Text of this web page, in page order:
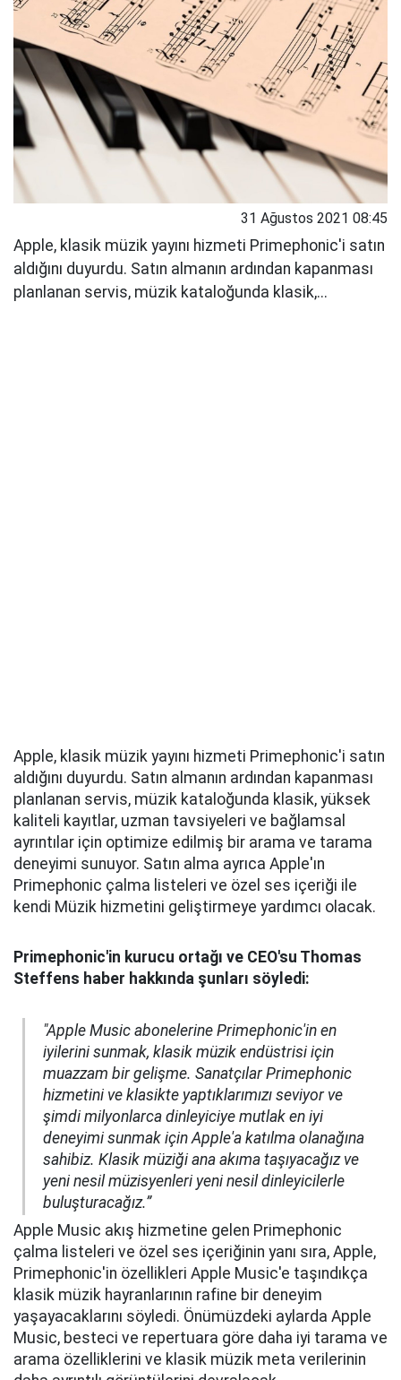
31 Ağustos 2021 08:45
Apple, klasik müzik yayını hizmeti Primephonic'i satın
aldığını duyurdu. Satın almanın ardından kapanması
planlanan servis, müzik kataloğunda klasik,...
Apple, klasik müzik yayını hizmeti Primephonic'i satın
aldığını duyurdu. Satın almanın ardından kapanması
planlanan servis, müzik kataloğunda klasik, yüksek
kaliteli kayıtlar, uzman tavsiyeleri ve bağlamsal
ayrıntılar için optimize edilmiş bir arama ve tarama
deneyimi sunuyor. Satın alma ayrıca Apple'ın
Primephonic çalma listeleri ve özel ses içeriği ile
kendi Müzik hizmetini geliştirmeye yardımcı olacak.
Primephonic'in kurucu ortağı ve CEO'su Thomas
Steffens haber hakkında şunları söyledi:
"Apple Music abonelerine Primephonic'in en
iyilerini sunmak, klasik müzik endüstrisi için
muazzam bir gelişme. Sanatçılar Primephonic
hizmetini ve klasikte yaptıklarımızı seviyor ve
şimdi milyonlarca dinleyiciye mutlak en iyi
deneyimi sunmak için Apple'a katılma olanağına
sahibiz. Klasik müziği ana akıma taşıyacağız ve
yeni nesil müzisyenleri yeni nesil dinleyicilerle
buluşturacağız.”
Apple Music akış hizmetine gelen Primephonic
çalma listeleri ve özel ses içeriğinin yanı sıra, Apple,
Primephonic'in özellikleri Apple Music'e taşındıkça
klasik müzik hayranlarının rafine bir deneyim
yaşayacaklarını söyledi. Önümüzdeki aylarda Apple
Music, besteci ve repertuara göre daha iyi tarama ve
arama özelliklerini ve klasik müzik meta verilerinin